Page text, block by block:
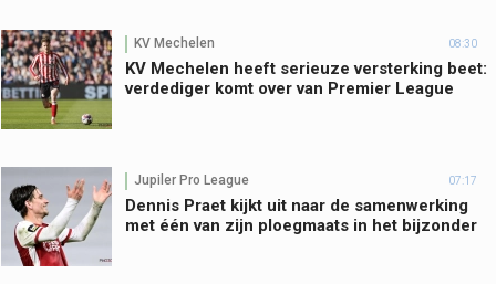
KV Mechelen 08:30
KV Mechelen heeft serieuze versterking beet:
verdediger komt over van Premier League
Jupiler Pro League 07:17
Dennis Praet kijkt uit naar de samenwerking
met één van zijn ploegmaats in het bijzonder